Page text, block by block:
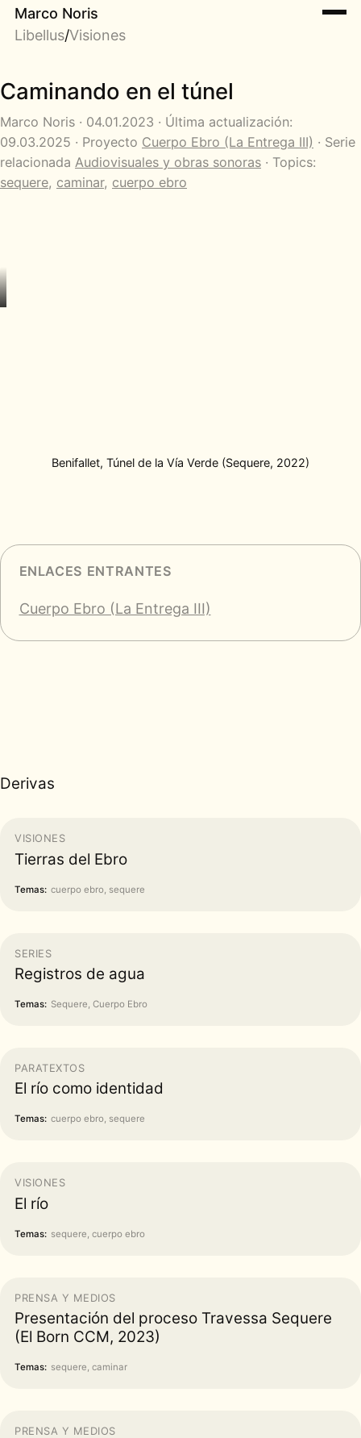
Marco Noris
Libellus/Visiones
Caminando en el túnel
Marco Noris · 04.01.2023 · Última actualización:
09.03.2025 · Proyecto Cuerpo Ebro (La Entrega III) · Serie
relacionada Audiovisuales y obras sonoras · Topics:
sequere, caminar, cuerpo ebro
Benifallet, Túnel de la Vía Verde (Sequere, 2022)
ENLACES ENTRANTES
Cuerpo Ebro (La Entrega III)
Derivas
VISIONES
Tierras del Ebro
Temas: cuerpo ebro, sequere
SERIES
Registros de agua
Temas: Sequere, Cuerpo Ebro
PARATEXTOS
El río como identidad
Temas: cuerpo ebro, sequere
VISIONES
El río
Temas: sequere, cuerpo ebro
PRENSA Y MEDIOS
Presentación del proceso Travessa Sequere
(El Born CCM, 2023)
Temas: sequere, caminar
PRENSA Y MEDIOS